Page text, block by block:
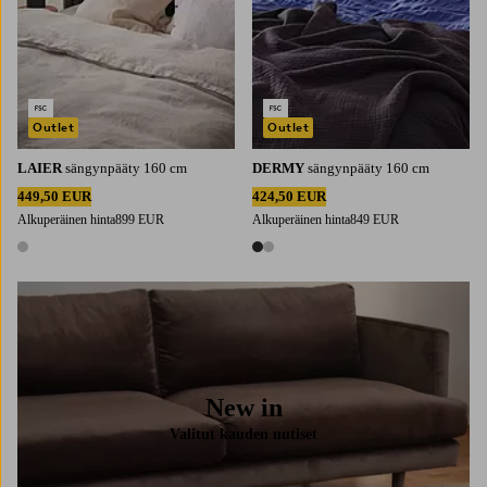
LAIER sängynpääty 160 cm
449,50 EUR
Alkuperäinen hinta899 EUR
1 väri
Outlet
DERMY sängynpääty 160 cm
424,50 EUR
Alkuperäinen hinta849 EUR
2 värejä
Outlet
New in
Valitut kauden uutiset